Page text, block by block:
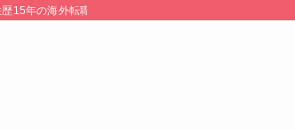
15年の海外転職のプロが監修・運営しています。